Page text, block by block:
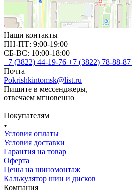
Наши контакты
ПН-ПТ: 9:00-19:00
СБ-ВС: 10:00-18:00
+7 (3822) 44-19-76 +7 (3822) 78-88-87
Почта
Pokrishkintomsk@list.ru
Пишите в мессенджеры,
отвечаем мгновенно
Покупателям
Условия оплаты
Условия доставки
Гарантия на товар
Оферта
Цены на шиномонтаж
Калькулятор шин и дисков
Компания